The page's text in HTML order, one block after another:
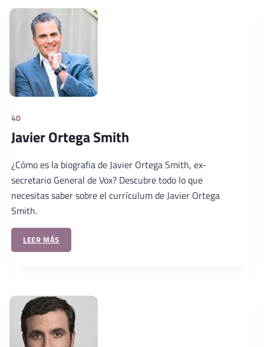
40
Javier Ortega Smith
¿Cómo es la biografia de Javier Ortega Smith, ex-
secretario General de Vox? Descubre todo lo que
necesitas saber sobre el currículum de Javier Ortega
Smith.
LEER MÁS